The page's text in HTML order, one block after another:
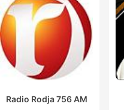
Radio Rodja 756 AM